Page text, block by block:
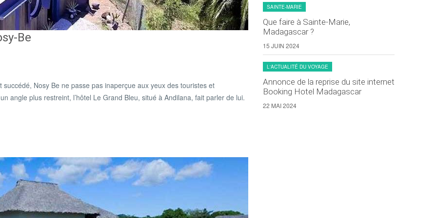
Be
Nosy Be ne passe pas inaperçue aux yeux des touristes et
angle plus restreint, l’hôtel Le Grand Bleu, situé à Andilana, fait parler de lui.
SAINTE-MARIE
Que faire à Sainte-Marie,
Madagascar ?
15 JUIN 2024
L'ACTUALITÉ DU VOYAGE
Annonce de la reprise du site internet
Booking Hotel Madagascar
22 MAI 2024